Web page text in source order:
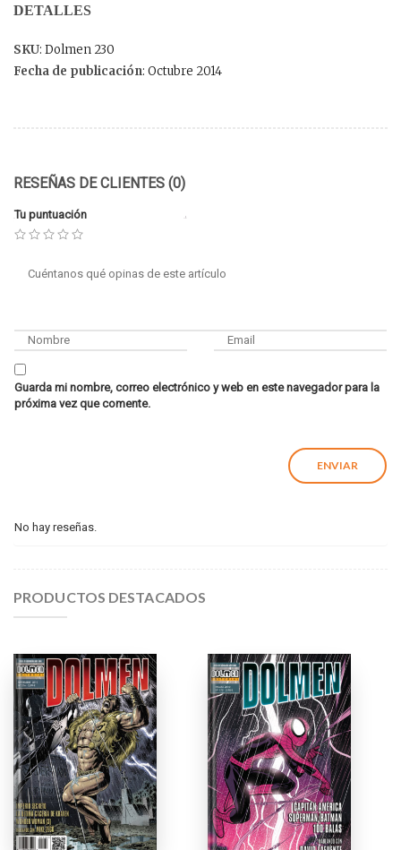
DETALLES
SKU: Dolmen 230
Fecha de publicación: Octubre 2014
RESEÑAS DE CLIENTES (0)
Tu puntuación
Guarda mi nombre, correo electrónico y web en este navegador para la
próxima vez que comente.
No hay reseñas.
PRODUCTOS DESTACADOS